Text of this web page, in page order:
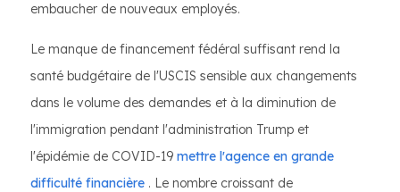
embaucher de nouveaux employés.
Le manque de financement fédéral suffisant rend la
santé budgétaire de l'USCIS sensible aux changements
dans le volume des demandes et à la diminution de
l'immigration pendant l'administration Trump et
l'épidémie de COVID-19 mettre l'agence en grande
difficulté financière . Le nombre croissant de